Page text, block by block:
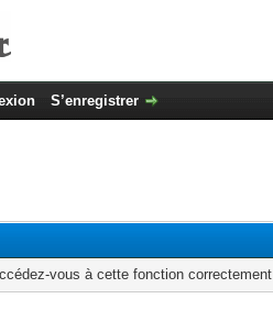
S’enregistrer
vous à cette fonction